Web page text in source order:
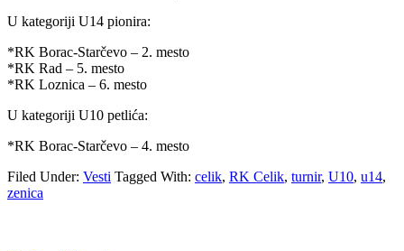
U kategoriji U14 pionira:
*RK Borac-Starčevo – 2. mesto
*RK Rad – 5. mesto
*RK Loznica – 6. mesto
U kategoriji U10 petlića:
*RK Borac-Starčevo – 4. mesto
Filed Under: Vesti Tagged With: celik, RK Celik, turnir, U10, u14,
zenica